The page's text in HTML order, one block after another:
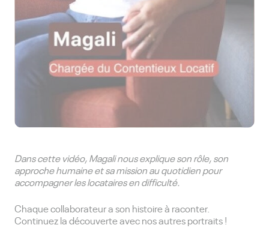
Dans cette vidéo, Magali nous explique son rôle, son
approche humaine et sa mission au quotidien pour
accompagner les locataires en difficulté.
Chaque collaborateur a son histoire à raconter.
Continuez la découverte avec nos autres portraits !